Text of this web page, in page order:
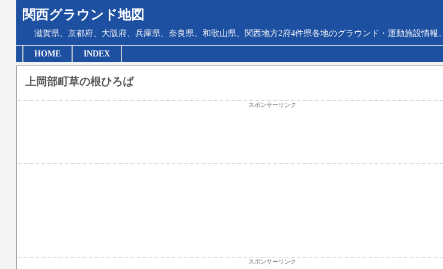
関西グラウンド地図
滋賀県、京都府、大阪府、兵庫県、奈良県、和歌山県、関西地方2府4件県各地のグラウンド・運動施設情報。
HOME INDEX
上岡部町草の根ひろば
スポンサーリンク
スポンサーリンク